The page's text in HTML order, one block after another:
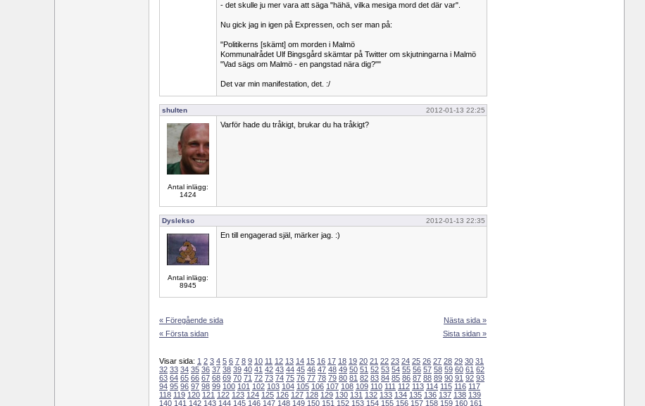
- det skulle ju mer vara att säga "hähä, vilka mesiga mord det där var".
Nu gick jag in igen på Expressen, och ser man på:
"Politikerns [skämt] om morden i Malmö
Kommunalrådet Ulf Bingsgård skämtar på Twitter om skjutningarna i Malmö
"Vad sägs om Malmö - en pangstad nära dig?""
Det var min manifestation, det. :/
shulten 2012-01-13 22:25
Antal inlägg:
1424
Varför hade du tråkigt, brukar du ha tråkigt?
Dyslekso 2012-01-13 22:35
Antal inlägg:
8945
En till engagerad själ, märker jag. :)
« Föregående sida
« Första sidan
Nästa sida »
Sista sidan »
Visar sida: 1 2 3 4 5 6 7 8 9 10 11 12 13 14 15 16 17 18 19 20 21 22 23 24 25 26 27 28 29 30 31
32 33 34 35 36 37 38 39 40 41 42 43 44 45 46 47 48 49 50 51 52 53 54 55 56 57 58 59 60 61 62
63 64 65 66 67 68 69 70 71 72 73 74 75 76 77 78 79 80 81 82 83 84 85 86 87 88 89 90 91 92 93
94 95 96 97 98 99 100 101 102 103 104 105 106 107 108 109 110 111 112 113 114 115 116 117
118 119 120 121 122 123 124 125 126 127 128 129 130 131 132 133 134 135 136 137 138 139
140 141 142 143 144 145 146 147 148 149 150 151 152 153 154 155 156 157 158 159 160 161